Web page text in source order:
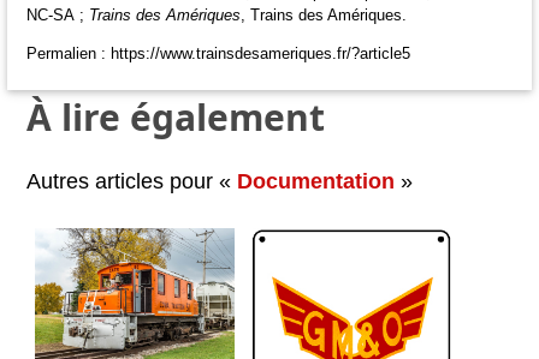
NC-SA ; Trains des Amériques, Trains des Amériques.
Permalien : https://www.trainsdesameriques.fr/?article5
À lire également
Autres articles pour « Documentation »